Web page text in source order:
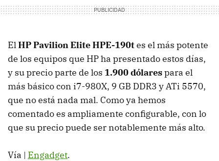
ElHP Pavilion Elite HPE-190tes el más potente
de los equipos que HP ha presentado estos días,
y su precio parte de los 1.900 dólarespara el
más básico con i7-980X, 9 GB DDR3 y ATi 5570,
que no está nada mal. Como ya hemos
comentado es ampliamente configurable, con lo
que su precio puede ser notablemente más alto.
Vía | Engadget.